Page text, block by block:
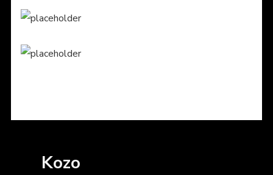
Kozo